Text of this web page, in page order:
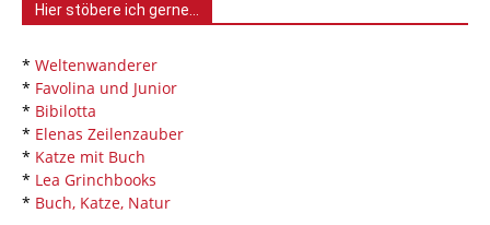
Hier stöbere ich gerne…
* Weltenwanderer
* Favolina und Junior
* Bibilotta
* Elenas Zeilenzauber
* Katze mit Buch
* Lea Grinchbooks
* Buch, Katze, Natur